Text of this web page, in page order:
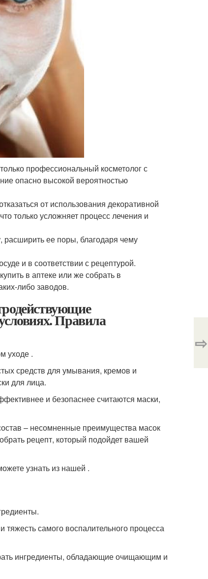
профессиональный косметолог с
опасно высокой вероятностью
от использования декоративной
только усложняет процесс лечения и
расширить ее поры, благодаря чему
и в соответствии с рецептурой.
в аптеке или же собрать в
либо заводов.
Правила
уходе .
средств для умывания, кремов и
для лица.
и безопаснее считаются маски,
– несомненные преимущества масок
рецепт, который подойдет вашей
узнать из нашей .
самого воспалительного процесса
ингредиенты, обладающие очищающим и
⇨